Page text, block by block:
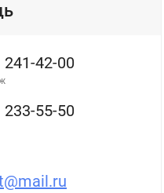
42-00
55-50